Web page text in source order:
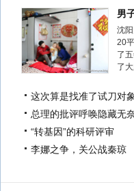
男
沈
20
了
了
这次算是找准了试刀对象
总理的批评呼唤隐藏无
“转基因”的科研评审
李娜之争，关公战秦琼